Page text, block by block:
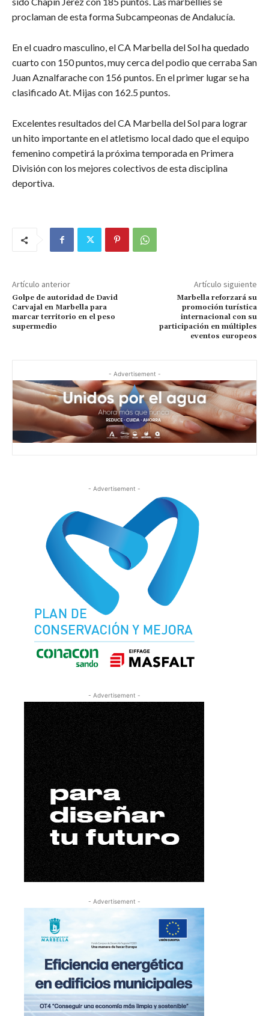
proclaman de esta forma Subcampeonas de Andalucía.
En el cuadro masculino, el CA Marbella del Sol ha quedado
cuarto con 150 puntos, muy cerca del podio que cerraba San
Juan Aznalfarache con 156 puntos. En el primer lugar se ha
clasificado At. Mijas con 162.5 puntos.
Excelentes resultados del CA Marbella del Sol para lograr
un hito importante en el atletismo local dado que el equipo
femenino competirá la próxima temporada en Primera
División con los mejores colectivos de esta disciplina
deportiva.
Artículo anterior
​Golpe de autoridad de David
Carvajal en Marbella para
marcar territorio en el peso
supermedio
Artículo siguiente
Marbella reforzará su
promoción turística
internacional con su
participación en múltiples
eventos europeos
- Advertisement -
- Advertisement -
- Advertisement -
- Advertisement -